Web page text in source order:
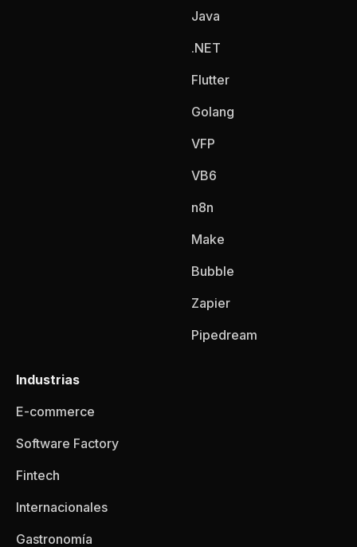
Java
.NET
Flutter
Golang
VFP
VB6
n8n
Make
Bubble
Zapier
Pipedream
Industrias
E-commerce
Software Factory
Fintech
Internacionales
Gastronomía